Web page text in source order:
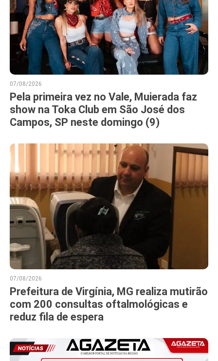
07/08/2026
Pela primeira vez no Vale, Muierada faz
show na Toka Club em São José dos
Campos, SP neste domingo (9)
07/08/2026
Prefeitura de Virgínia, MG realiza mutirão
com 200 consultas oftalmológicas e
reduz fila de espera